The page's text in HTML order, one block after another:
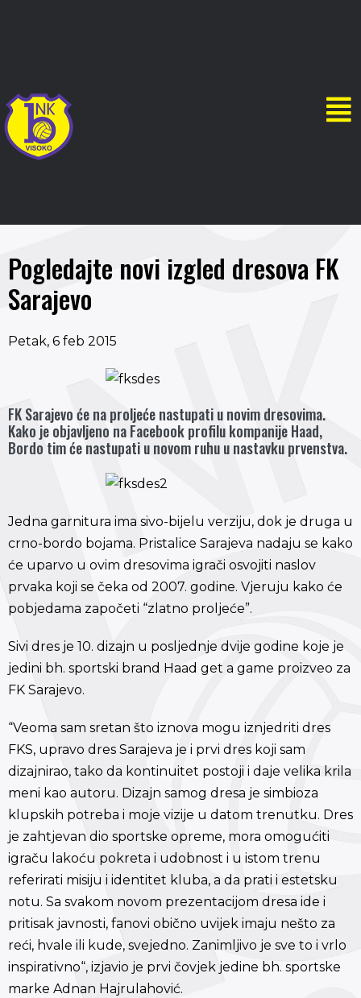
Pogledajte novi izgled dresova FK
Sarajevo
Petak, 6 feb 2015
FK Sarajevo će na proljeće nastupati u novim dresovima.
Kako je objavljeno na Facebook profilu kompanije Haad,
Bordo tim će nastupati u novom ruhu u nastavku prvenstva.
Jedna garnitura ima sivo-bijelu verziju, dok je druga u
crno-bordo bojama. Pristalice Sarajeva nadaju se kako
će uparvo u ovim dresovima igrači osvojiti naslov
prvaka koji se čeka od 2007. godine. Vjeruju kako će
pobjedama započeti “zlatno proljeće”.
Sivi dres je 10. dizajn u posljednje dvije godine koje je
jedini bh. sportski brand Haad get a game proizveo za
FK Sarajevo.
“Veoma sam sretan što iznova mogu iznjedriti dres
FKS, upravo dres Sarajeva je i prvi dres koji sam
dizajnirao, tako da kontinuitet postoji i daje velika krila
meni kao autoru. Dizajn samog dresa je simbioza
klupskih potreba i moje vizije u datom trenutku. Dres
je zahtjevan dio sportske opreme, mora omogućiti
igraču lakoću pokreta i udobnost i u istom trenu
referirati misiju i identitet kluba, a da prati i estetsku
notu. Sa svakom novom prezentacijom dresa ide i
pritisak javnosti, fanovi obično uvijek imaju nešto za
reći, hvale ili kude, svejedno. Zanimljivo je sve to i vrlo
inspirativno“, izjavio je prvi čovjek jedine bh. sportske
marke Adnan Hajrulahović.